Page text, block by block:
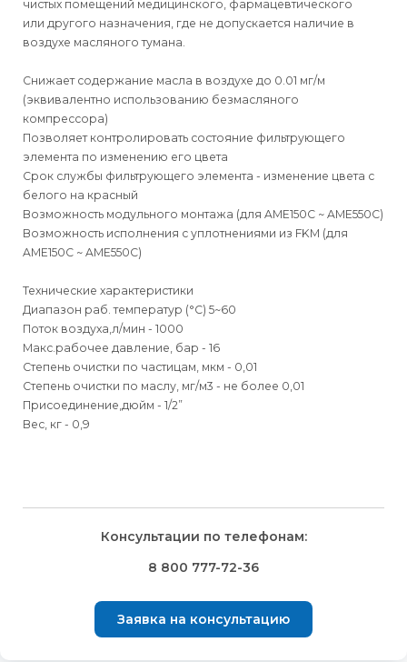
чистых помещений медицинского, фармацевтического
или другого назначения, где не допускается наличие в
воздухе масляного тумана.
Снижает содержание масла в воздухе до 0.01 мг/м
(эквивалентно использованию безмасляного
компрессора)
Позволяет контролировать состояние фильтрующего
элемента по изменению его цвета
Срок службы фильтрующего элемента - изменение цвета с
белого на красный
Возможность модульного монтажа (для AME150С ~ AME550C)
Возможность исполнения с уплотнениями из FKM (для
AME150С ~ AME550C)
Технические характеристики
Диапазон раб. температур (°С) 5~60
Поток воздуха,л/мин - 1000
Макс.рабочее давление, бар - 16
Степень очистки по частицам, мкм - 0,01
Степень очистки по маслу, мг/м3 - не более 0,01
Присоединение,дюйм - 1/2”
Вес, кг - 0,9
Способ оплаты
Выбрать вид оплаты Вы сможете в Корзине при
оформлении заказа.
лиц
Способыдоставки
Доставка осуществляется транспортными компаниями и
оплачивается покупателем при получении заказа.
Транспортную компанию Вы сможете выбрать в Корзине
при оформлении заказа.
лиц
Правила возврата товара, приобретённого
Внешний вид, комплектность товара и комплектность всего
заказа, должны быть проверены покупателем при
лиц
Консультации по телефонам:
8 800 777-72-36
Заявка на консультацию